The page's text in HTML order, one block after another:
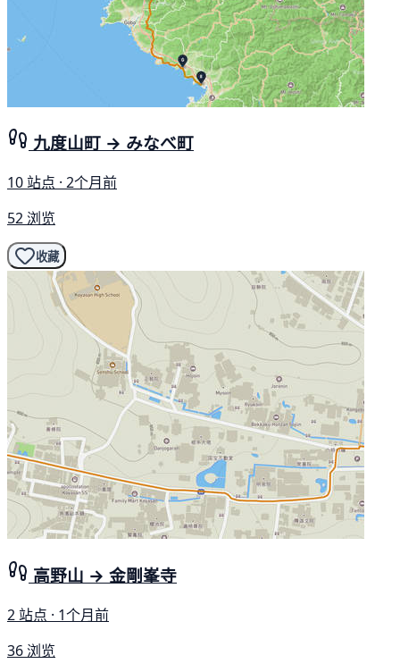
九度山町 → みなべ町
10 站点 · 2个月前
52 浏览
收藏
高野山 → 金剛峯寺
2 站点 · 1个月前
36 浏览